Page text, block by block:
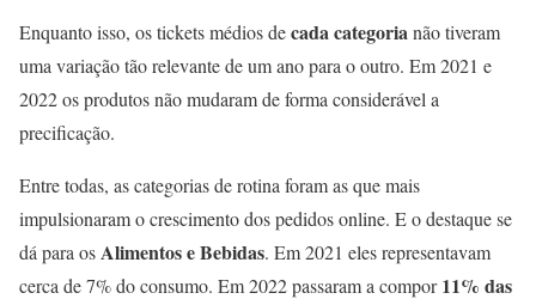
Enquanto isso, os tickets médios decada categorianão tiveram
uma variação tão relevante de um ano para o outro. Em 2021 e
2022 os produtos não mudaram de forma considerável a
precificação.
Entre todas, as categorias de rotina foram as que mais
impulsionaram o crescimento dos pedidos online. E o destaque se
dá para osAlimentos e Bebidas. Em 2021 eles representavam
cerca de 7% do consumo. Em 2022 passaram a compor11% das